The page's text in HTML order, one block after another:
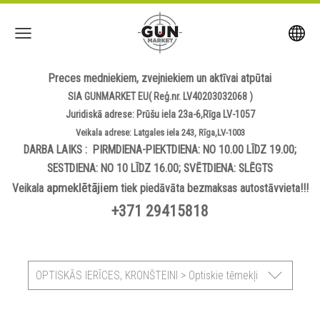
Preces medniekiem, zvejniekiem un aktīvai atpūtai
SIA GUNMARKET EU( Reģ.nr. LV40203032068 )
Juridiskā adrese: Prūšu iela 23a-6,Rīga LV-1057
Veikala adrese: Latgales iela 243, Rīga,LV-1003
DARBA LAIKS : PIRMDIENA-PIEKTDIENA: NO 10.00 LĪDZ 19.00;
SESTDIENA: NO 10 LĪDZ 16.00; SVĒTDIENA: SLĒGTS
Veikala apmeklētājiemtiek piedāvāta bezmaksas autostāvvieta!!!
+371 29415818
OPTISKĀS IERĪCES, KRONŠTEINI > Optiskie tēmekļi